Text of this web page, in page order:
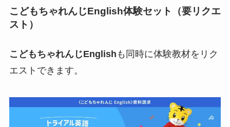
こどもちゃれんじEnglish体験セット（要リクエ
スト）
こどもちゃれんじEnglish も同時に体験教材をリク
エストできます。